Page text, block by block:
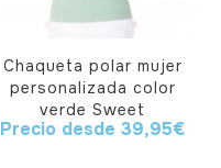
Chaqueta polar mujer
personalizada color
verde Sweet
Precio desde 39,95€